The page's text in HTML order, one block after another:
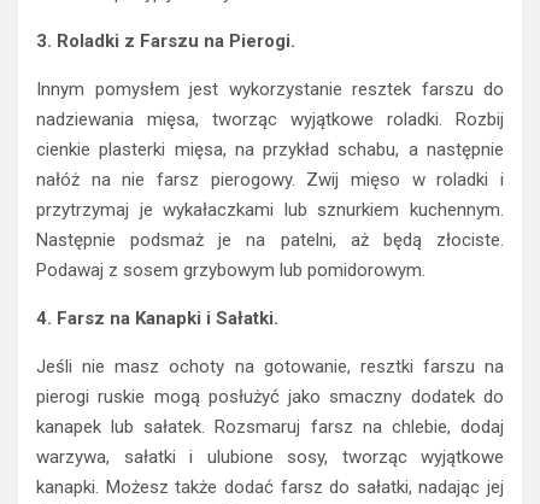
3. Roladki z Farszu na Pierogi.
Innym pomysłem jest wykorzystanie resztek farszu do
nadziewania mięsa, tworząc wyjątkowe roladki. Rozbij
cienkie plasterki mięsa, na przykład schabu, a następnie
nałóż na nie farsz pierogowy. Zwij mięso w roladki i
przytrzymaj je wykałaczkami lub sznurkiem kuchennym.
Następnie podsmaż je na patelni, aż będą złociste.
Podawaj z sosem grzybowym lub pomidorowym.
4. Farsz na Kanapki i Sałatki.
Jeśli nie masz ochoty na gotowanie, resztki farszu na
pierogi ruskie mogą posłużyć jako smaczny dodatek do
kanapek lub sałatek. Rozsmaruj farsz na chlebie, dodaj
warzywa, sałatki i ulubione sosy, tworząc wyjątkowe
kanapki. Możesz także dodać farsz do sałatki, nadając jej